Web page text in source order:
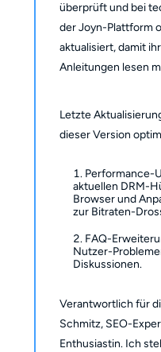
überprüft und bei
der Joyn-Plattform
aktualisiert, damit
Anleitungen lesen
Letzte
dieser Version
Performance-
aktuellen DRM-
Browser und
zur Bitraten-
FAQ-
Nutzer-
Diskussionen.
Verantwortlich für
Schmitz, SEO-
Enthusiastin. Ich